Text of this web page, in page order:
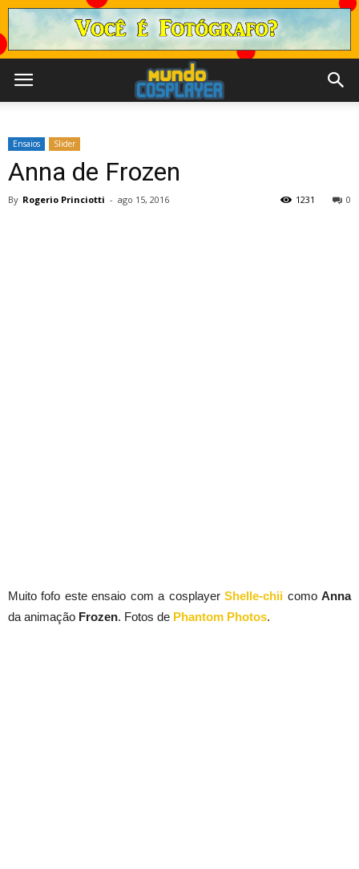
Ensaios Slider
Anna de Frozen
By Rogerio Princiotti - ago 15, 2016 0
1231
Muito fofo este ensaio com a cosplayer Shelle-chii comoAnna
da animação Frozen. Fotos de Phantom Photos.